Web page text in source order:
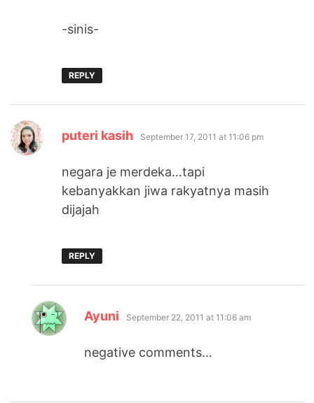
-sinis-
REPLY
puteri kasih says:
September 17, 2011 at 11:06 pm
negara je merdeka…tapi
kebanyakkan jiwa rakyatnya masih
dijajah
REPLY
Ayuni says:
September 22, 2011 at 11:06 am
negative comments…